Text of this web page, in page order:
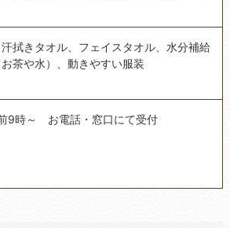
拭きタオル、フェイスタオル、水分補給
茶や水）、動きやすい服装
9時～ お電話・窓口にて受付